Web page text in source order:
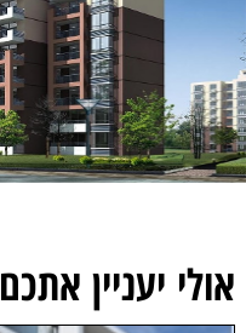
אולי יעניין אתכם